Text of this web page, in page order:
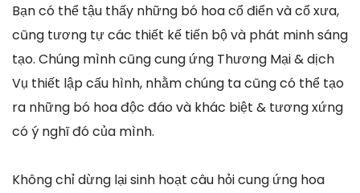
Bạn có thể tậu thấy những bó hoa cổ điển và cổ xưa,
cũng tương tự các thiết kế tiến bộ và phát minh sáng
tạo. Chúng mình cũng cung ứng Thương Mại & dịch
Vụ thiết lập cấu hình, nhằm chúng ta cũng có thể tạo
ra những bó hoa độc đáo và khác biệt & tương xứng
có ý nghĩ đó của mình.
Không chỉ dừng lại sinh hoạt câu hỏi cung ứng hoa